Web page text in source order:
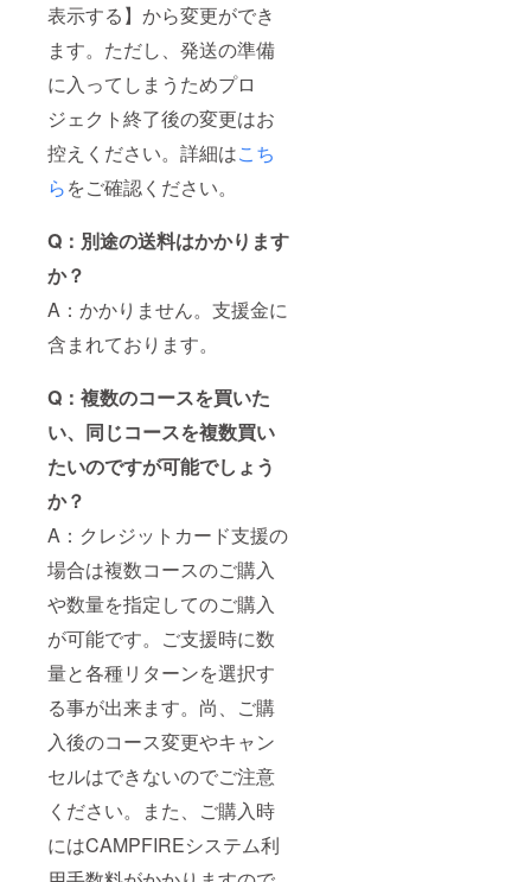
表示する】から変更ができ
ます。ただし、発送の準備
に入ってしまうためプロ
ジェクト終了後の変更はお
控えください。詳細はこち
らをご確認ください。
Q：別途の送料はかかります
か？
A：かかりません。支援金に
含まれております。
Q：複数のコースを買いた
い、同じコースを複数買い
たいのですが可能でしょう
か？
A：クレジットカード支援の
場合は複数コースのご購入
や数量を指定してのご購入
が可能です。ご支援時に数
量と各種リターンを選択す
る事が出来ます。尚、ご購
入後のコース変更やキャン
セルはできないのでご注意
ください。また、ご購入時
にはCAMPFIREシステム利